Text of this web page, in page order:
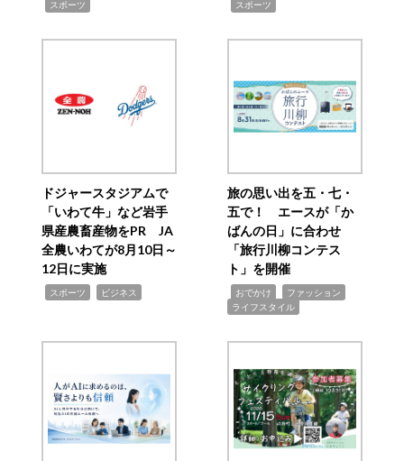
スポーツ スポーツ
ドジャースタジアムで
「いわて牛」など岩手
県産農畜産物をPR JA
全農いわてが8月10日～
12日に実施
スポーツ ビジネス
旅の思い出を五・七・
五で！ エースが「か
ばんの日」に合わせ
「旅行川柳コンテス
ト」を開催
おでかけ ファッション
ライフスタイル